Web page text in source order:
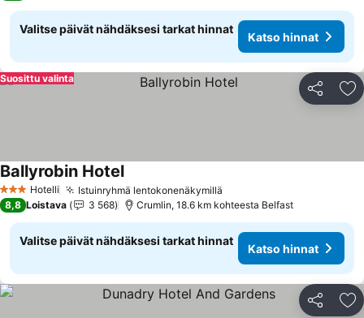
Valitse päivät nähdäksesi tarkat hinnat
Katso hinnat
Jaa
Suosittu valinta
3 Tähtiluokitus
Hotelli Istuinryhmä lentokonenäkymillä
Ballyrobin HotelKatso hinnat
8,8 Loistava 3 568 Crumlin, 18.6 km kohteesta Belfast
Valitse päivät nähdäksesi tarkat hinnat
Katso hinnat
Jaa